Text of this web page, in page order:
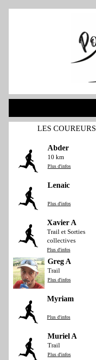
LES COUREURS
Abder
10 km
Plus d'infos
Lenaic
Plus d'infos
Xavier A
Trail et Sorties
collectives
Plus d'infos
Greg A
Trail
Plus d'infos
Myriam
Plus d'infos
Muriel A
Trail
Plus d'infos